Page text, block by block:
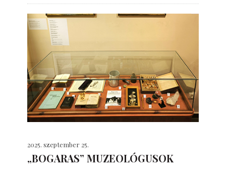
2025. szeptember 25.
„BOGARAS” MUZEOLÓGUSOK